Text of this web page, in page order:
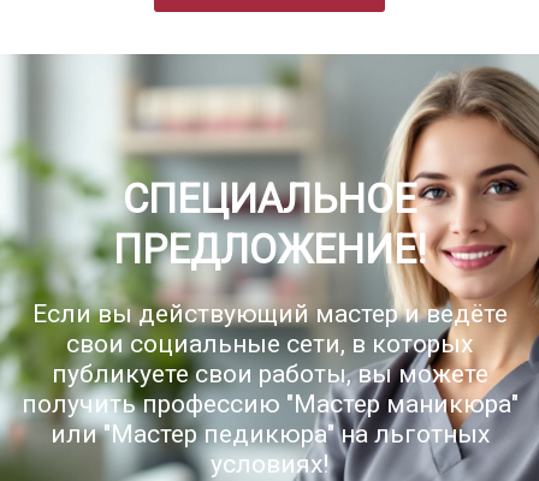
СПЕЦИАЛЬНОЕ
ПРЕДЛОЖЕНИЕ!
Если вы действующий мастер и ведёте
свои социальные сети, в которых
публикуете свои работы, вы можете
получить профессию "Мастер маникюра"
или "Мастер педикюра" на льготных
условиях!